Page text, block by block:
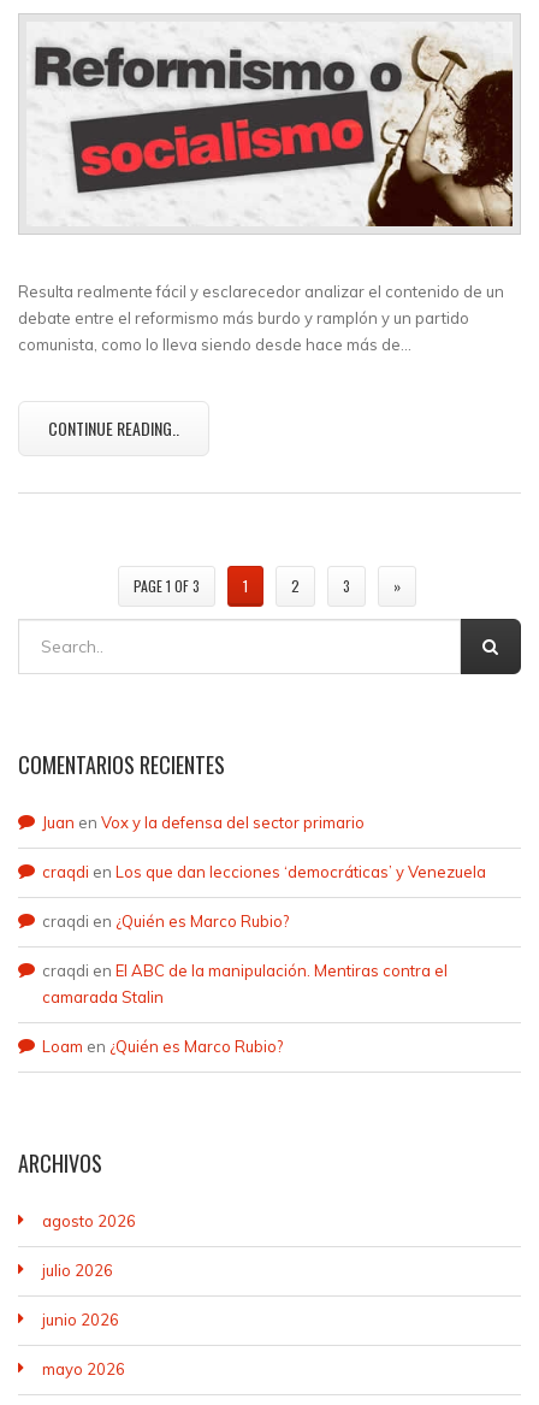
Resulta realmente fácil y esclarecedor analizar el contenido de un
debate entre el reformismo más burdo y ramplón y un partido
comunista, como lo lleva siendo desde hace más de…
CONTINUE READING..
PAGE 1 OF 3 1 2 3 »
COMENTARIOS RECIENTES
Juan en Vox y la defensa del sector primario
craqdi en Los que dan lecciones ‘democráticas’ y Venezuela
craqdi en ¿Quién es Marco Rubio?
craqdi en El ABC de la manipulación. Mentiras contra el
camarada Stalin
Loam en ¿Quién es Marco Rubio?
ARCHIVOS
agosto 2026
julio 2026
junio 2026
mayo 2026